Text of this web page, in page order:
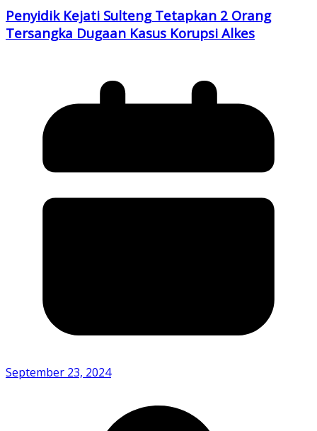
Penyidik Kejati Sulteng Tetapkan 2 Orang
Tersangka Dugaan Kasus Korupsi Alkes
September 23, 2024